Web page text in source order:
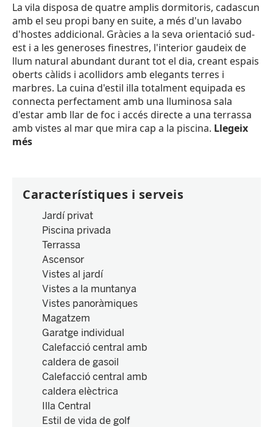
La vila disposa de quatre amplis dormitoris, cadascun
amb el seu propi bany en suite, a més d'un lavabo
d'hostes addicional. Gràcies a la seva orientació sud-
est i a les generoses finestres, l'interior gaudeix de
llum natural abundant durant tot el dia, creant espais
oberts càlids i acollidors amb elegants terres i
marbres. La cuina d'estil illa totalment equipada es
connecta perfectament amb una lluminosa sala
d'estar amb llar de foc i accés directe a una terrassa
amb vistes al mar que mira cap a la piscina. Llegeix
més
Característiques i serveis
Jardí privat
Piscina privada
Terrassa
Ascensor
Vistes al jardí
Vistes a la muntanya
Vistes panoràmiques
Magatzem
Garatge individual
Calefacció central amb
caldera de gasoil
Calefacció central amb
caldera elèctrica
Illa Central
Estil de vida de golf